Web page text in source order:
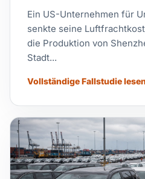
Ein US-Unternehmen für
senkte seine
die Produktion von
Stadt...
Vollständige Fallstudie